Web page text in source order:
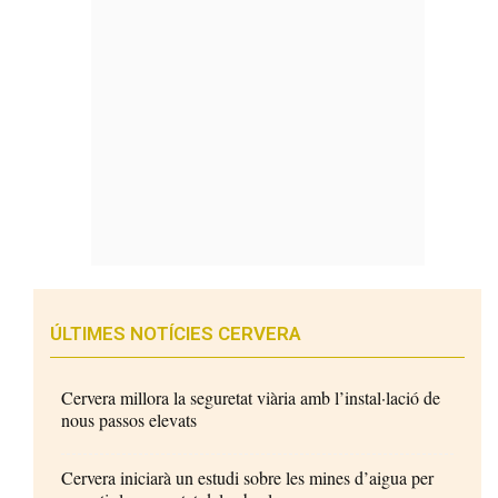
ÚLTIMES NOTÍCIES CERVERA
Cervera millora la seguretat viària amb l’instal·lació de
nous passos elevats
Cervera iniciarà un estudi sobre les mines d’aigua per